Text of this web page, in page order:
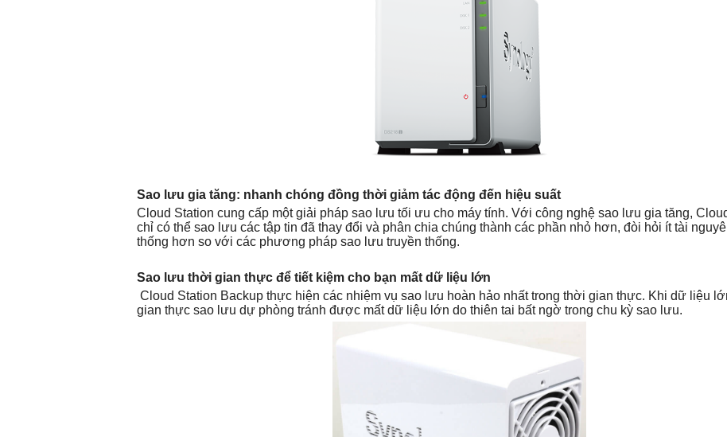
Sao lưu gia tăng: nhanh chóng đồng thời giảm tác động đến hiệu suất
Cloud Station cung cấp một giải pháp sao lưu tối ưu cho máy tính. Với công nghệ sao lưu gia tăng,
chỉ có thể sao lưu các tập tin đã thay đổi và phân chia chúng thành các phần nhỏ hơn, đòi hỏi ít tài
thống hơn so với các phương pháp sao lưu truyền thống.
Sao lưu thời gian thực để tiết kiệm cho bạn mất dữ liệu lớn
Cloud Station Backup thực hiện các nhiệm vụ sao lưu hoàn hảo nhất trong thời gian thực. Khi dữ liệu
gian thực sao lưu dự phòng tránh được mất dữ liệu lớn do thiên tai bất ngờ trong chu kỳ sao lưu.